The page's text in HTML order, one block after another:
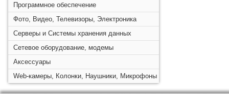
Программное обеспечение
Фото, Видео, Телевизоры, Электроника
Серверы и Системы хранения данных
Сетевое оборудование, модемы
Аксессуары
Web-камеры, Колонки, Наушники, Микрофоны